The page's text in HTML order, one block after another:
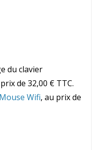
du clavier
de 32,00 € TTC.
Wifi, au prix de